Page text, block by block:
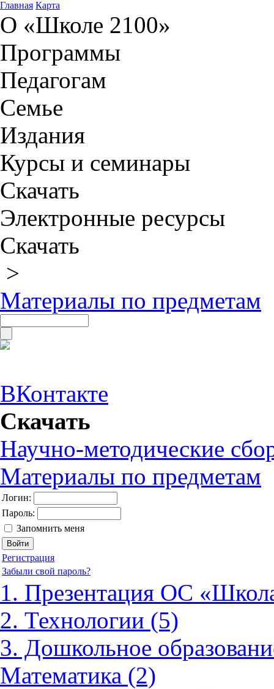
Главная Карта
О «Школе 2100»
Программы
Педагогам
Семье
Издания
Курсы и семинары
Скачать
Электронные ресурсы
Скачать
>
Материалы по предметам
ВКонтакте
Скачать
Научно-методические
Материалы по предметам
Логин:
Пароль:
Запомнить меня
Регистрация
Забыли свой пароль?
1. Презентация ОС
2. Технологии (5)
3. Дошкольное
Математика (2)